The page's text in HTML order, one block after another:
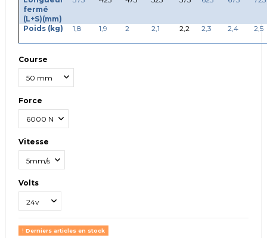
fermé
(L+S)(mm)
Poids (kg) 1,8 1,9 2 2,1 2,2 2,3 2,4 2,5
Course
Force
Vitesse
Volts
Derniers articles en stock